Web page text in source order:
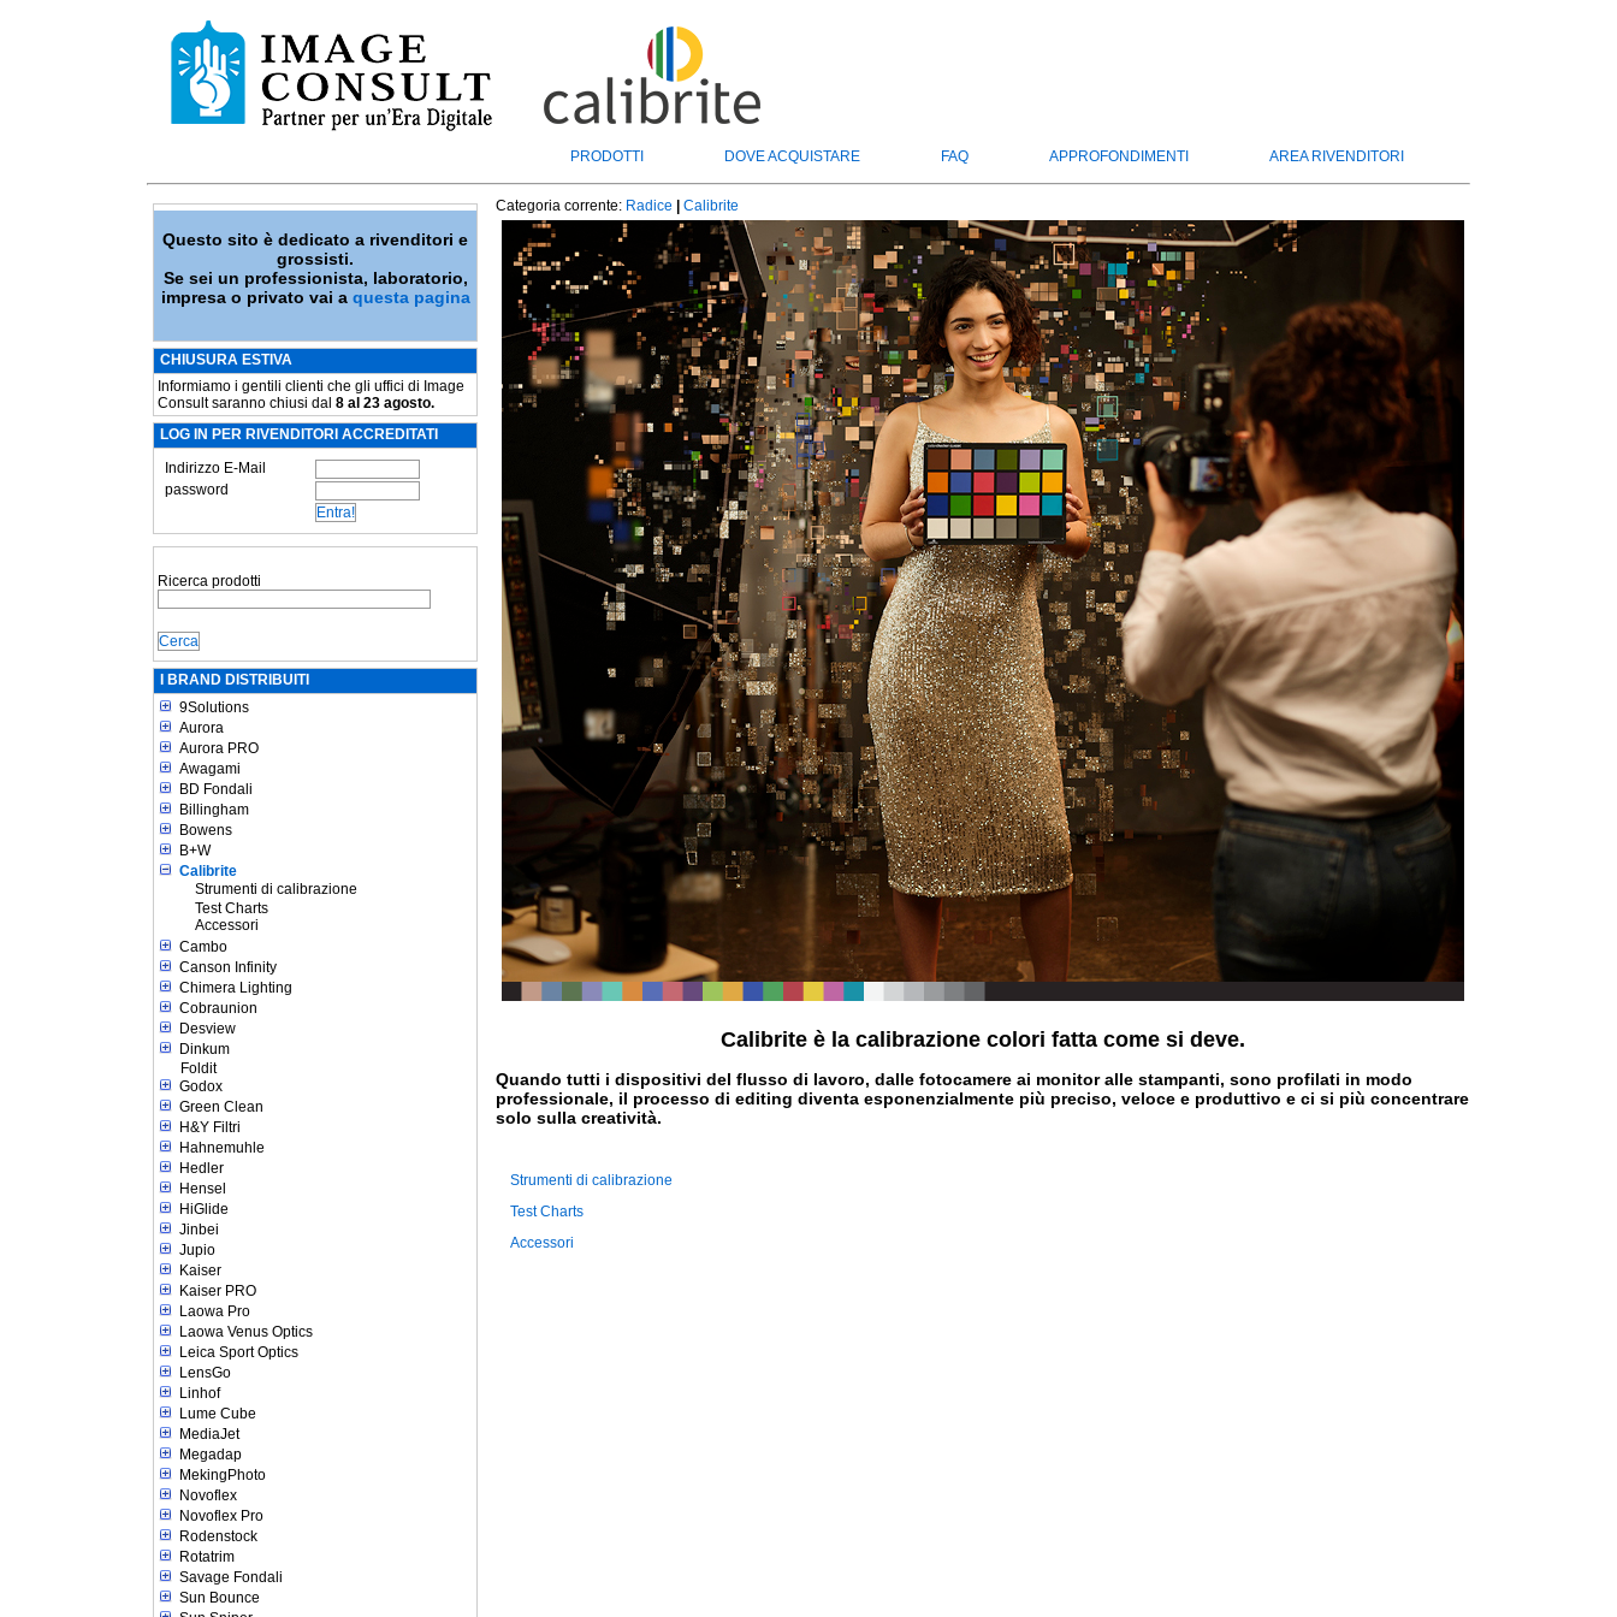
PRODOTTI DOVE ACQUISTARE FAQ APPROFONDIMENTI AREA RIVENDITORI
Questo sito è dedicato a rivenditori e
grossisti.
Se sei un professionista, laboratorio,
impresa o privato vai a questa pagina
CHIUSURA ESTIVA
Informiamo i gentili clienti che gli uffici di Image
Consult saranno chiusi dal 8 al 23 agosto.
LOG IN PER RIVENDITORI ACCREDITATI
Indirizzo E-Mail
password
Ricerca prodotti
I BRAND DISTRIBUITI
9Solutions
Aurora
Aurora PRO
Awagami
BD Fondali
Billingham
Bowens
B+W
Calibrite
Strumenti di calibrazione
Test Charts
Accessori
Cambo
Canson Infinity
Chimera Lighting
Cobraunion
Desview
Dinkum
Foldit
Godox
Green Clean
H&Y Filtri
Hahnemuhle
Hedler
Hensel
HiGlide
Jinbei
Jupio
Kaiser
Kaiser PRO
Laowa Pro
Laowa Venus Optics
Leica Sport Optics
LensGo
Linhof
Lume Cube
MediaJet
Megadap
MekingPhoto
Novoflex
Novoflex Pro
Rodenstock
Rotatrim
Savage Fondali
Sun Bounce
Categoria corrente: Radice Calibrite
Calibrite è la calibrazione colori fatta come si deve.
Quando tutti i dispositivi del flusso di lavoro, dalle fotocamere ai monitor alle stampanti, sono profilati in modo
professionale, il processo di editing diventa esponenzialmente più preciso, veloce e produttivo e ci si più concentrare
solo sulla creatività.
Strumenti di calibrazione
Test Charts
Accessori